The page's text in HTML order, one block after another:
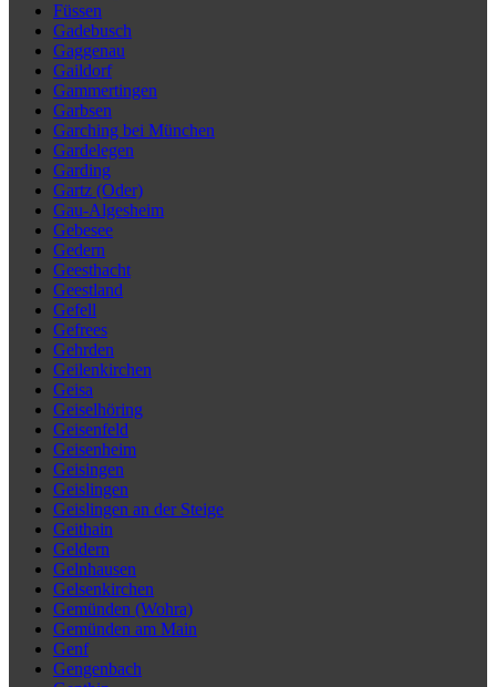
Füssen
Gadebusch
Gaggenau
Gaildorf
Gammertingen
Garbsen
Garching bei München
Gardelegen
Garding
Gartz (Oder)
Gau-Algesheim
Gebesee
Gedern
Geesthacht
Geestland
Gefell
Gefrees
Gehrden
Geilenkirchen
Geisa
Geiselhöring
Geisenfeld
Geisenheim
Geisingen
Geislingen
Geislingen an der Steige
Geithain
Geldern
Gelnhausen
Gelsenkirchen
Gemünden (Wohra)
Gemünden am Main
Genf
Gengenbach